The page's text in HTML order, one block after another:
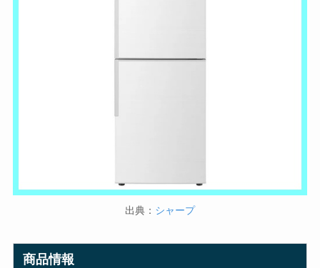
出典： シャープ
商品情報